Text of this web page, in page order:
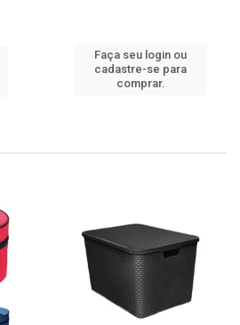
Faça seu login ou
cadastre-se para
comprar.